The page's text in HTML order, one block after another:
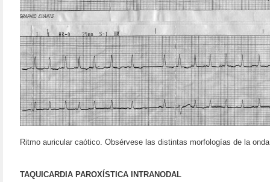
Ritmo auricular caótico. Obsérvese las distintas morfologías de la
TAQUICARDIA PAROXÍSTICA INTRANODAL